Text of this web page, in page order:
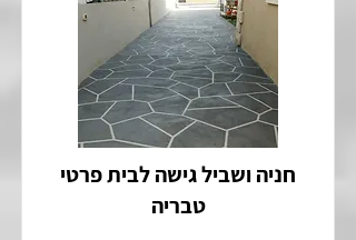
חניה ושביל גישה לבית פרטי
טבריה